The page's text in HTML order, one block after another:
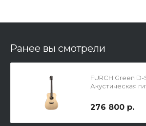
Ранее вы смотрели
FURCH Green D-
Акустическая
276 800 р.